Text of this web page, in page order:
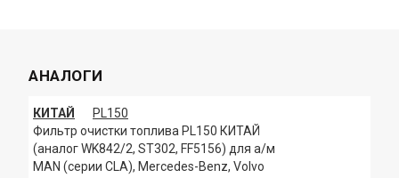
FIAT 4795601
FIAT 5962400
FIAT 68127177
FIAT 71736113
FIAT 8827287
АНАЛОГИ
КИТАЙ
PL150
Фильтр очистки топлива PL150 КИТАЙ
(аналог WK842/2, ST302, FF5156) для а/м
MAN (серии CLA), Mercedes-Benz, Volvo